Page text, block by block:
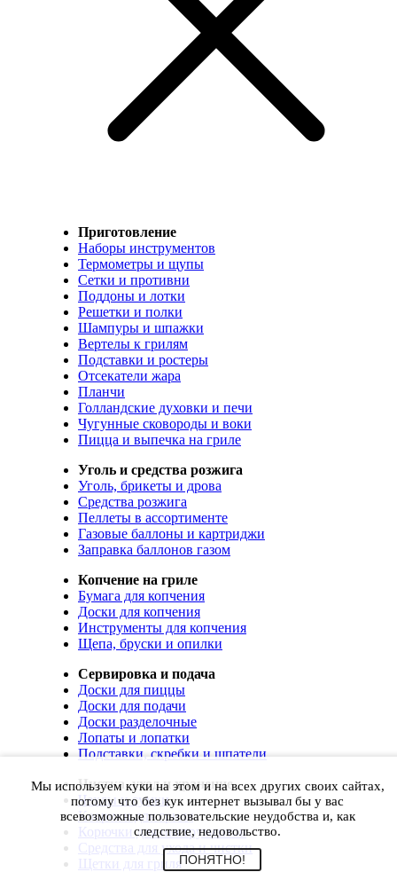
Приготовление
Наборы инструментов
Термометры и щупы
Сетки и противни
Поддоны и лотки
Решетки и полки
Шампуры и шпажки
Вертелы к грилям
Подставки и ростеры
Отсекатели жара
Планчи
Голландские духовки и печи
Чугунные сковороды и воки
Пицца и выпечка на гриле
Уголь и средства розжига
Уголь, брикеты и дрова
Средства розжига
Пеллеты в ассортименте
Газовые баллоны и картриджи
Заправка баллонов газом
Копчение на гриле
Бумага для копчения
Доски для копчения
Инструменты для копчения
Щепа, бруски и опилки
Сервировка и подача
Доски для пиццы
Доски для подачи
Доски разделочные
Лопаты и лопатки
Подставки, скребки и шпатели
Чистка, уход и хранение
Чехлы и сумки
Коврики для гриля
Корючки для инструментов
Средства для ухода и чистки
Щетки для гриля
Мы используем куки на этом и на всех других своих сайтах,
потому что без кук интернет вызывал бы у вас
всевозможные пользовательские неудобства и, как
следствие, недовольство.
ПОНЯТНО!